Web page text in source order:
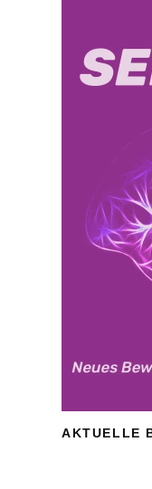
AKTUELLE